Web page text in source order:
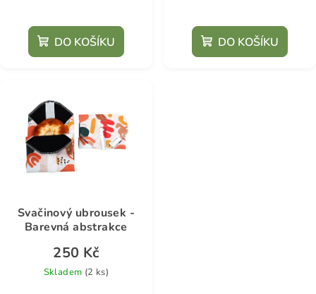
DO KOŠÍKU DO KOŠÍKU
Svačinový ubrousek -
Barevná abstrakce
250 Kč
Skladem (2 ks)